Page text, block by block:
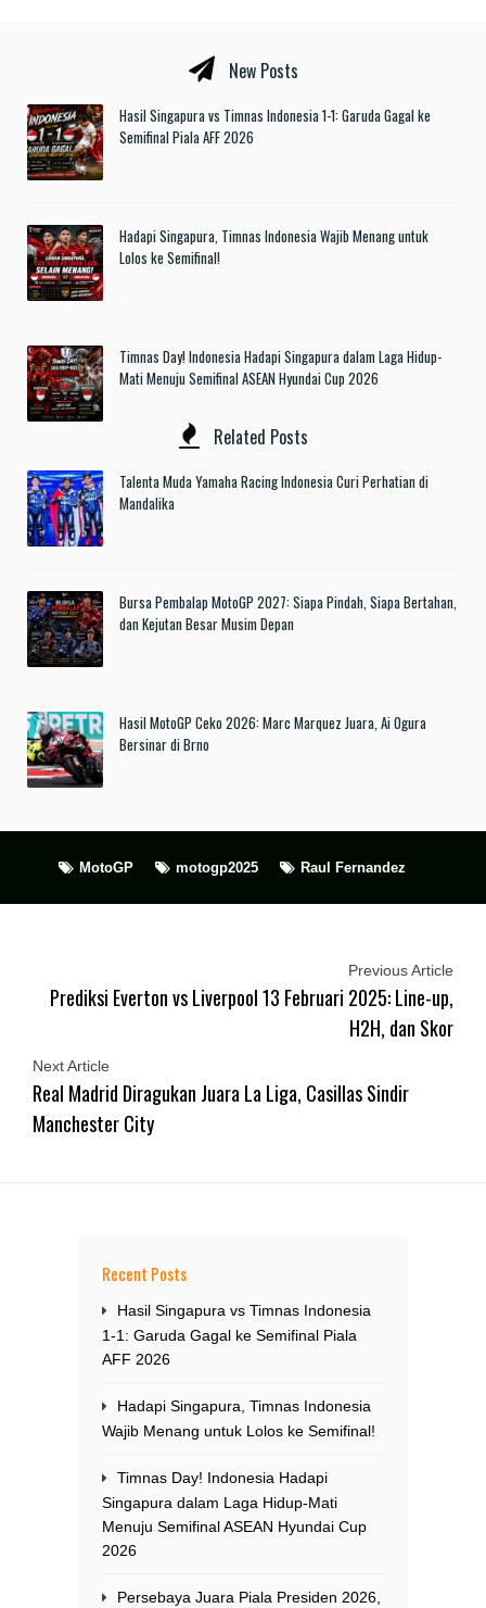
New Posts
Hasil Singapura vs Timnas Indonesia 1-1: Garuda Gagal ke
Semifinal Piala AFF 2026
Hadapi Singapura, Timnas Indonesia Wajib Menang untuk
Lolos ke Semifinal!
Timnas Day! Indonesia Hadapi Singapura dalam Laga Hidup-
Mati Menuju Semifinal ASEAN Hyundai Cup 2026
Related Posts
Talenta Muda Yamaha Racing Indonesia Curi Perhatian di
Mandalika
Bursa Pembalap MotoGP 2027: Siapa Pindah, Siapa Bertahan,
dan Kejutan Besar Musim Depan
Hasil MotoGP Ceko 2026: Marc Marquez Juara, Ai Ogura
Bersinar di Brno
MotoGP motogp2025 Raul Fernandez
Previous Article
Prediksi Everton vs Liverpool 13 Februari 2025: Line-up,
H2H, dan Skor
Next Article
Real Madrid Diragukan Juara La Liga, Casillas Sindir
Manchester City
Recent Posts
Hasil Singapura vs Timnas Indonesia
1-1: Garuda Gagal ke Semifinal Piala
AFF 2026
Hadapi Singapura, Timnas Indonesia
Wajib Menang untuk Lolos ke Semifinal!
Timnas Day! Indonesia Hadapi
Singapura dalam Laga Hidup-Mati
Menuju Semifinal ASEAN Hyundai Cup
2026
Persebaya Juara Piala Presiden 2026,